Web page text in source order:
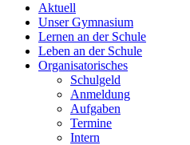
Aktuell
Unser Gymnasium
Lernen an der Schule
Leben an der Schule
Organisatorisches
Schulgeld
Anmeldung
Aufgaben
Termine
Intern